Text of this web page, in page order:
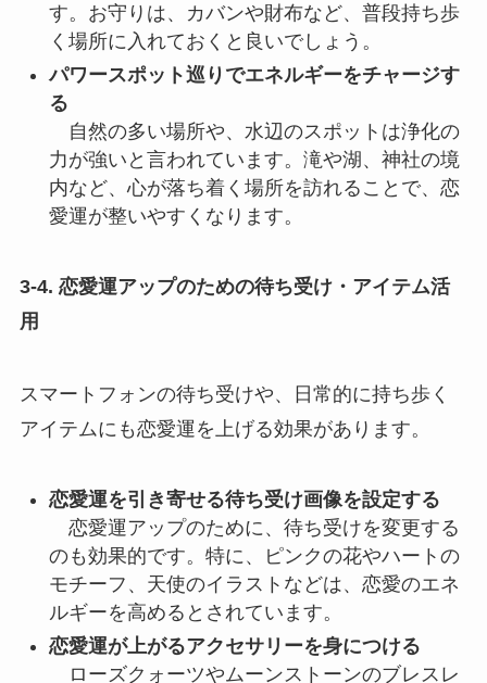
す。お守りは、カバンや財布など、普段持ち歩
く場所に入れておくと良いでしょう。
パワースポット巡りでエネルギーをチャージす
る
自然の多い場所や、水辺のスポットは浄化の
力が強いと言われています。滝や湖、神社の境
内など、心が落ち着く場所を訪れることで、恋
愛運が整いやすくなります。
3-4. 恋愛運アップのための待ち受け・アイテム活
用
スマートフォンの待ち受けや、日常的に持ち歩く
アイテムにも恋愛運を上げる効果があります。
恋愛運を引き寄せる待ち受け画像を設定する
恋愛運アップのために、待ち受けを変更する
のも効果的です。特に、ピンクの花やハートの
モチーフ、天使のイラストなどは、恋愛のエネ
ルギーを高めるとされています。
恋愛運が上がるアクセサリーを身につける
ローズクォーツやムーンストーンのブレスレ